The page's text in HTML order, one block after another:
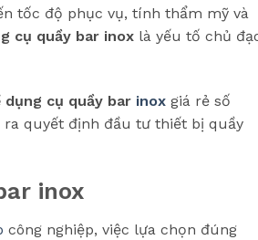
tốc độ phục vụ, tính thẩm mỹ và
cụ quầy bar inox là yếu tố chủ
cụ quầy bar inox giá rẻ số
quyết định đầu tư thiết bị quầy
inox
công nghiệp, việc lựa chọn đúng